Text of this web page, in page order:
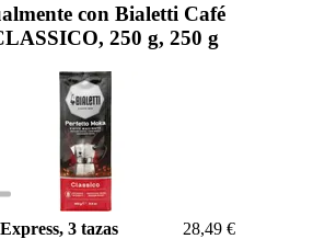
con Bialetti Café
250 g, 250 g
3 tazas
28,49 €